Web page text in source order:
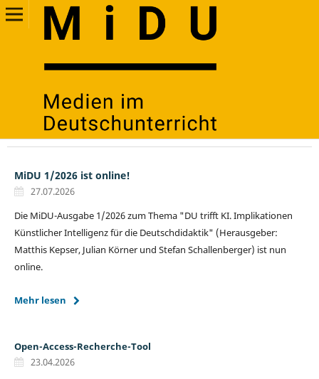
MiDU 1/2026 ist online!
27.07.2026
Die MiDU-Ausgabe 1/2026 zum Thema "DU trifft KI. Implikationen
Künstlicher Intelligenz für die Deutschdidaktik" (Herausgeber:
Matthis Kepser, Julian Körner und Stefan Schallenberger) ist nun
online.
Mehr lesen
Open-Access-Recherche-Tool
23.04.2026